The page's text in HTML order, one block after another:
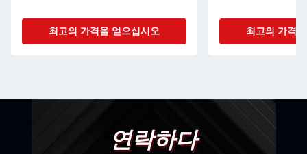
최고의 가격을 얻으십시오 최고의 가격
연락하다